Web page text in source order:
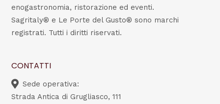
enogastronomia, ristorazione ed eventi.
Sagritaly® e Le Porte del Gusto® sono marchi
registrati. Tutti i diritti riservati.
CONTATTI
Sede operativa:
Strada Antica di Grugliasco, 111